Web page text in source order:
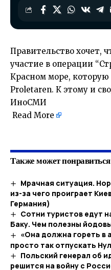
Правительство хочет,
участие в операции
Красном море,
Proletaren. К этому и
ИноСМИ
Read More
Также может понравиться
Мрачная ситуация.
из-за чего проиграет
Германия)
Сотни туристов едут
Баку. Чем полезны
«Она должна гореть в
просто так отпускать
Польский генерал об
решится на войну с